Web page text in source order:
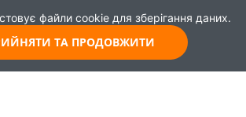
файли cookie для зберігання даних.
ТА ПРОДОВЖИТИ